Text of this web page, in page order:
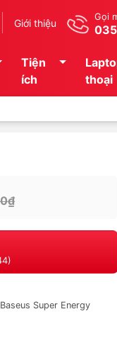
Giới thiệu Gọi
Tiện
ích
thoại
Super Energy